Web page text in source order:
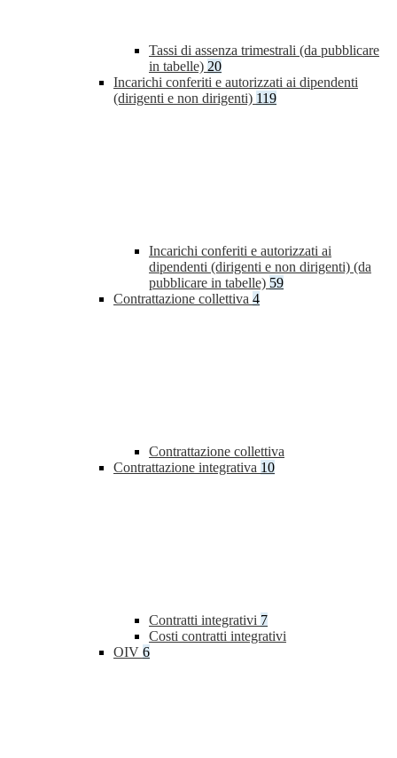
Tassi di assenza trimestrali (da pubblicare
in tabelle) 20
Incarichi conferiti e autorizzati ai dipendenti
(dirigenti e non dirigenti) 119
Incarichi conferiti e autorizzati ai
dipendenti (dirigenti e non dirigenti) (da
pubblicare in tabelle) 59
Contrattazione collettiva 4
Contrattazione collettiva
Contrattazione integrativa 10
Contratti integrativi 7
Costi contratti integrativi
OIV 6